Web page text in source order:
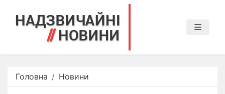
Головна Новини